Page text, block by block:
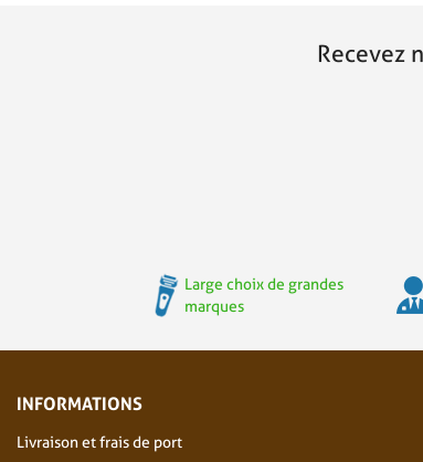
Recevez
Large choix de grandes
marques
INFORMATIONS
Livraison et frais de port